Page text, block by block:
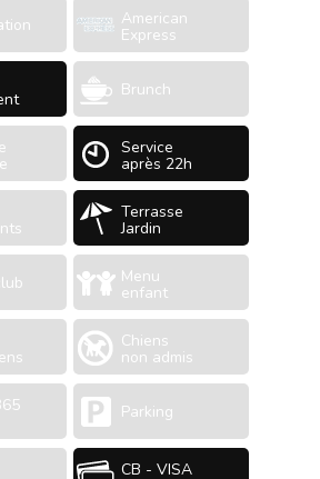
American
Express
Brunch
Service
après 22h
Terrasse
Jardin
Menu
enfant
Chiens
non admis
Parking
CB - VISA